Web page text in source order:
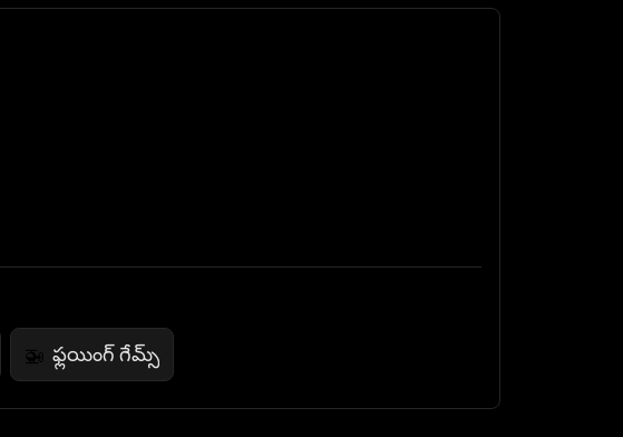
🚁 ఫ్లయింగ్ గేమ్స్